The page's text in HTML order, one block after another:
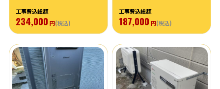
工事費込総額
234,000 円(税込)
工事費込総額
187,000 円(税込)